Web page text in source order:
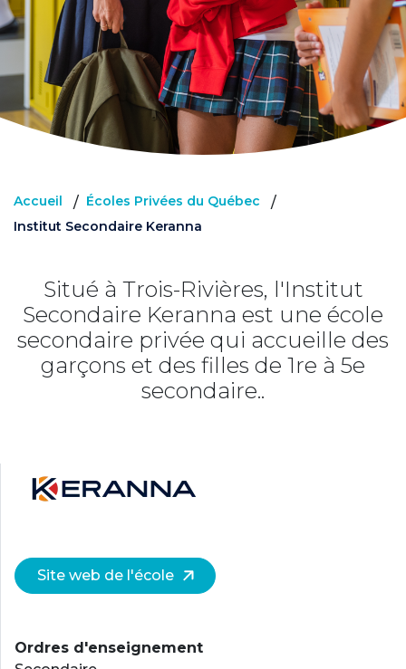
Accueil / Écoles Privées du Québec /
Institut Secondaire Keranna
Situé à Trois-Rivières, l'Institut
Secondaire Keranna est une école
secondaire privée qui accueille des
garçons et des filles de 1re à 5e
secondaire..
Site web de l'école
Ordres d'enseignement